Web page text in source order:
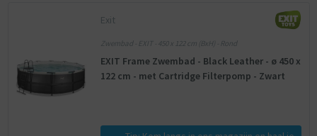
Exit
Zwembad - EXIT - 450 x 122 cm (BxH) - Rond
EXIT Frame Zwembad - Black Leather - ø 450 x
122 cm - met Cartridge Filterpomp - Zwart